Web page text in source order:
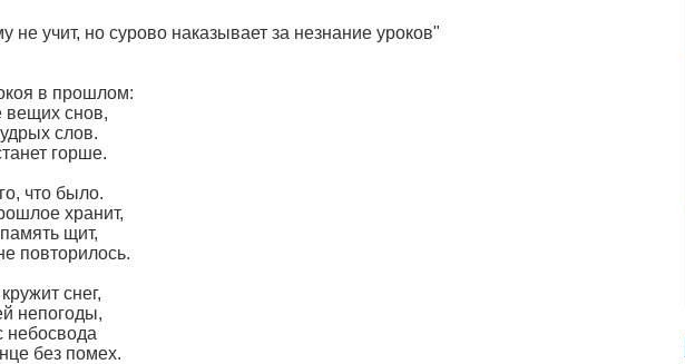
не учит, но сурово наказывает за незнание уроков"
в прошлом:
вещих снов,
слов.
горше.
что было.
хранит,
щит,
повторилось.
снег,
непогоды,
небосвода
без помех.